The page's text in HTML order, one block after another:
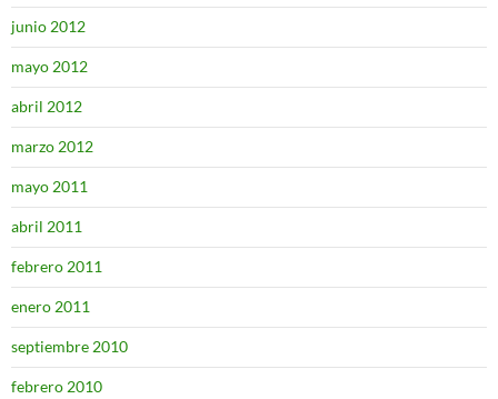
junio 2012
mayo 2012
abril 2012
marzo 2012
mayo 2011
abril 2011
febrero 2011
enero 2011
septiembre 2010
febrero 2010